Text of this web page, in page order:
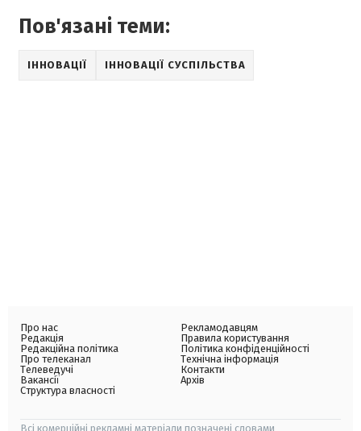
Пов'язані теми:
ІННОВАЦІЇ ІННОВАЦІЇ СУСПІЛЬСТВА
Про нас
Редакція
Редакційна політика
Про телеканал
Телеведучі
Вакансії
Структура власності
Рекламодавцям
Правила користування
Політика конфіденційності
Технічна інформація
Контакти
Архів
Всі комерційні рекламні матеріали позначені словами